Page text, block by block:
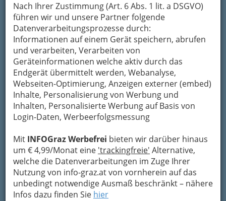
Nach Ihrer Zustimmung (Art. 6 Abs. 1 lit. a DSGVO)
führen wir und unsere Partner folgende
Datenverarbeitungsprozesse durch:
Informationen auf einem Gerät speichern, abrufen
und verarbeiten, Verarbeiten von
Geräteinformationen welche aktiv durch das
Endgerät übermittelt werden, Webanalyse,
Webseiten-Optimierung, Anzeigen externer (embed)
Inhalte, Personalisierung von Werbung und
Inhalten, Personalisierte Werbung auf Basis von
Login-Daten, Werbeerfolgsmessung
Mit INFOGraz Werbefrei bieten wir darüber hinaus
um € 4,99/Monat eine 'trackingfreie' Alternative,
welche die Datenverarbeitungen im Zuge Ihrer
Nutzung von info-graz.at von vornherein auf das
unbedingt notwendige Ausmaß beschränkt – nähere
Infos dazu finden Sie hier
Konditoreiwaren gelten bis heute oftmals als
Luxusprodukte.
EineKonditorei oder Konfiserie (auch
Confiserie)ist ein Handwerksbetrieb, der Fein-
oder Süßgebäck herstellt. Die Produkte einer
Konditorei werden in der Backstube hergestellt.
Wichtige Erzeugnisse einer Konditorei sind
Cakepops, Kekse, Pralinés, Speiseeis und
Pâtisserie. Die Herstellung von Baumkuchen gilt
als die höchste Kunst der Konditorei. Dieses
Produkt ist das Symbol des Konditorenbundes.